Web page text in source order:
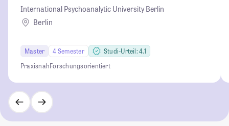
International Psychoanalytic University Berlin
Berlin
Master 4 Semester
Studi-Urteil: 4.1
PraxisnahForschungsorientiert